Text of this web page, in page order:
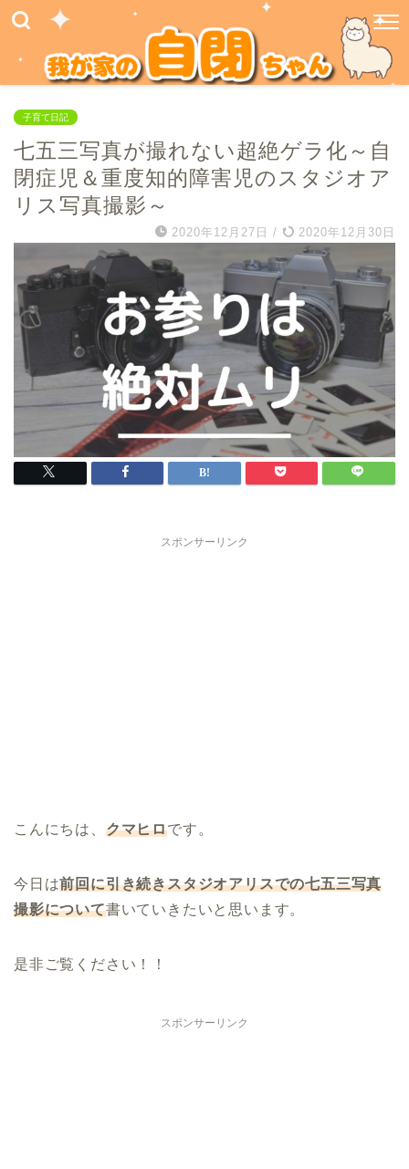
子育て日記
七五三写真が撮れない超絶ゲラ化～自
閉症児＆重度知的障害児のスタジオア
リス写真撮影～
2020年12月27日 / 2020年12月30日
スポンサーリンク
こんにちは、 クマヒロです。
今日は前回に引き続きスタジオアリスでの七五三写真
撮影について書いていきたいと思います。
是非ご覧ください！！
スポンサーリンク